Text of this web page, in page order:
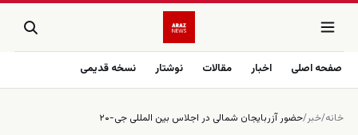
صفحه اصلی اخبار مقالات نوشتار نسخه قدیمی
خانه/خبر/حضور آزربایجان شمالی در اجلاس بین المللی جی-۲۰